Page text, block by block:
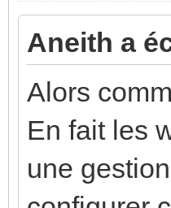
Aneith a
Alors
En fait les
une